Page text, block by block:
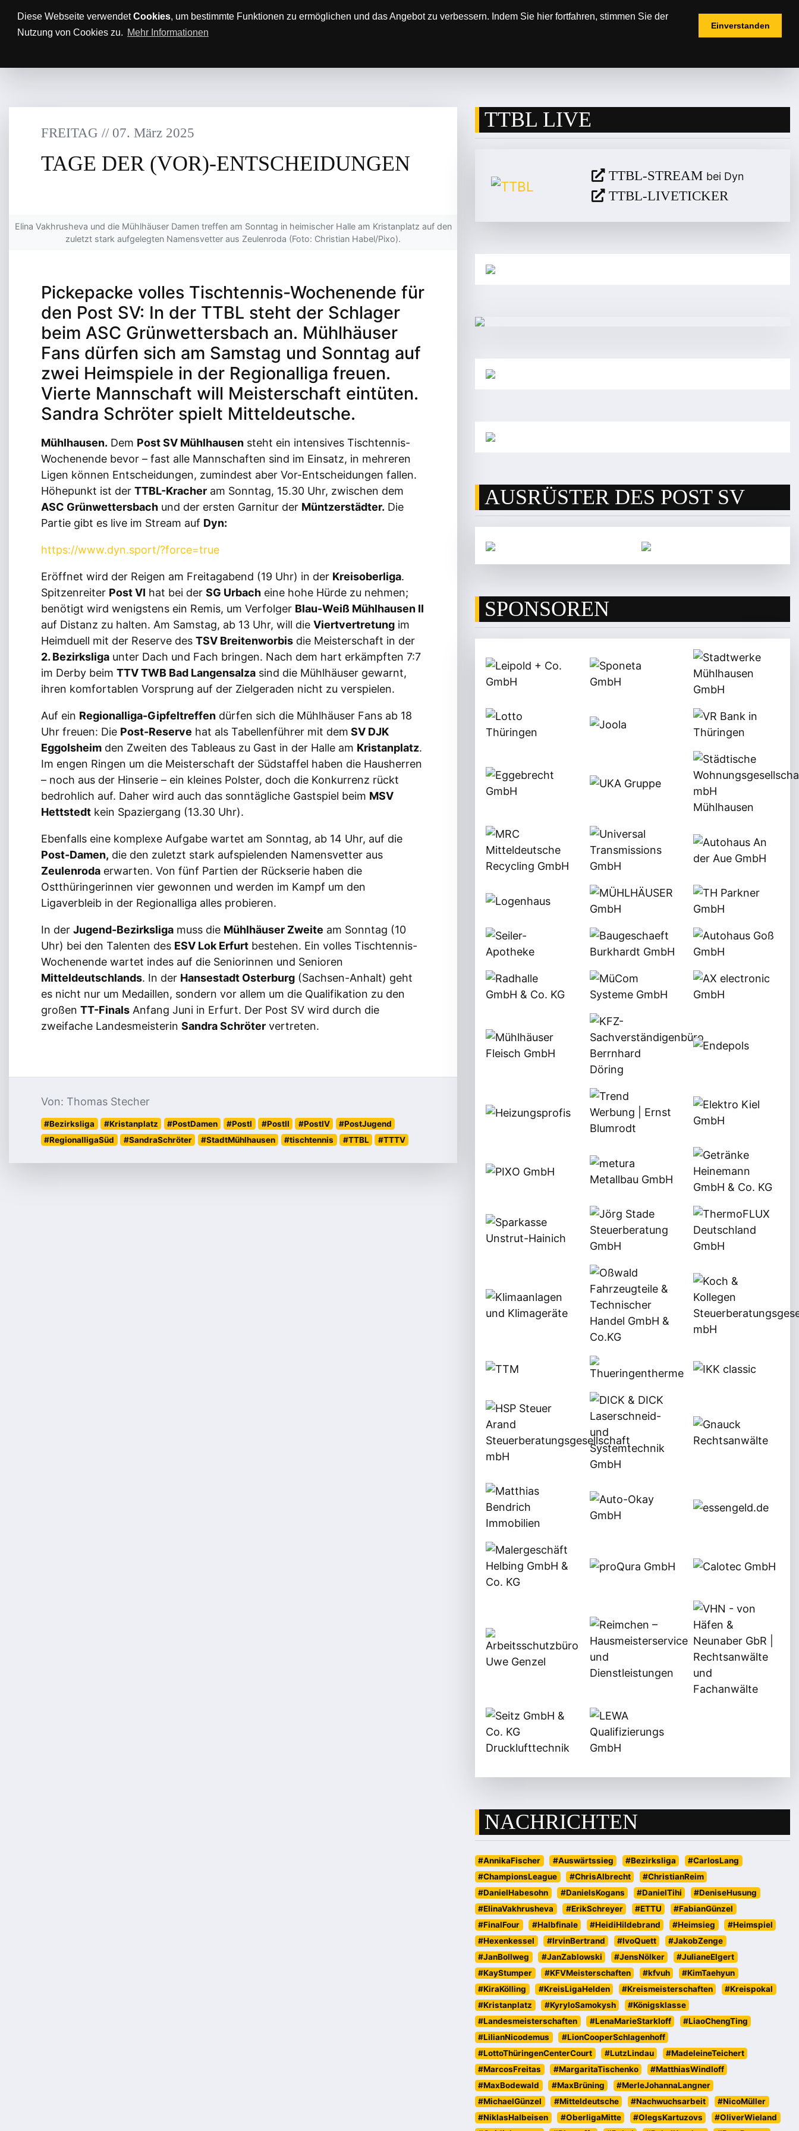
Diese Webseite verwendetCookies, um bestimmte Funktionen zu ermöglichen und das Angebot zu verbessern. Indem Sie hier fortfahren, stimmen Sie der
Nutzung von Cookies zu. Mehr Informationen
Einverstanden
Anfahrt/Parkplätze Impressum Datenschutz
FREITAG // 07. März 2025
TAGE DER (VOR)-ENTSCHEIDUNGEN
Elina Vakhrusheva und die Mühlhäuser Damen treffen am Sonntag in heimischer Halle am Kristanplatz auf den
zuletzt stark aufgelegten Namensvetter aus Zeulenroda (Foto: Christian Habel/Pixo).
Pickepacke volles Tischtennis-Wochenende für
den Post SV: In der TTBL steht der Schlager
beim ASC Grünwettersbach an. Mühlhäuser
Fans dürfen sich am Samstag und Sonntag auf
zwei Heimspiele in der Regionalliga freuen.
Vierte Mannschaft will Meisterschaft eintüten.
Sandra Schröter spielt Mitteldeutsche.
Mühlhausen. Dem Post SV Mühlhausen steht ein intensives Tischtennis-
Wochenende bevor – fast alle Mannschaften sind im Einsatz, in mehreren
Ligen können Entscheidungen, zumindest aber Vor-Entscheidungen fallen.
Höhepunkt ist der TTBL-Kracher am Sonntag, 15.30 Uhr, zwischen dem
ASC Grünwettersbach und der ersten Garnitur der Müntzerstädter. Die
Partie gibt es live im Stream auf Dyn:
https://www.dyn.sport/?force=true
Eröffnet wird der Reigen am Freitagabend (19 Uhr) in der Kreisoberliga.
Spitzenreiter Post VI hat bei der SG Urbach eine hohe Hürde zu nehmen;
benötigt wird wenigstens ein Remis, um Verfolger Blau-Weiß Mühlhausen II
auf Distanz zu halten. Am Samstag, ab 13 Uhr, will die Viertvertretung im
Heimduell mit der Reserve des TSV Breitenworbis die Meisterschaft in der
2. Bezirksliga unter Dach und Fach bringen. Nach dem hart erkämpften 7:7
im Derby beim TTV TWB Bad Langensalza sind die Mühlhäuser gewarnt,
ihren komfortablen Vorsprung auf der Zielgeraden nicht zu verspielen.
Auf ein Regionalliga-Gipfeltreffen dürfen sich die Mühlhäuser Fans ab 18
Uhr freuen: Die Post-Reserve hat als Tabellenführer mit dem SV DJK
Eggolsheim den Zweiten des Tableaus zu Gast in der Halle am Kristanplatz.
Im engen Ringen um die Meisterschaft der Südstaffel haben die Hausherren
– noch aus der Hinserie – ein kleines Polster, doch die Konkurrenz rückt
bedrohlich auf. Daher wird auch das sonntägliche Gastspiel beim MSV
Hettstedt kein Spaziergang (13.30 Uhr).
Ebenfalls eine komplexe Aufgabe wartet am Sonntag, ab 14 Uhr, auf die
Post-Damen, die den zuletzt stark aufspielenden Namensvetter aus
Zeulenroda erwarten. Von fünf Partien der Rückserie haben die
Ostthüringerinnen vier gewonnen und werden im Kampf um den
Ligaverbleib in der Regionalliga alles probieren.
In der Jugend-Bezirksliga muss die Mühlhäuser Zweite am Sonntag (10
Uhr) bei den Talenten des ESV Lok Erfurt bestehen. Ein volles Tischtennis-
Wochenende wartet indes auf die Seniorinnen und Senioren
Mitteldeutschlands. In der Hansestadt Osterburg (Sachsen-Anhalt) geht
es nicht nur um Medaillen, sondern vor allem um die Qualifikation zu den
großen TT-Finals Anfang Juni in Erfurt. Der Post SV wird durch die
zweifache Landesmeisterin Sandra Schröter vertreten.
Von: Thomas Stecher
#Bezirksliga #Kristanplatz #PostDamen #PostI #PostII #PostIV
#PostJugend
#RegionalligaSüd
#SandraSchröter #StadtMühlhausen #tischtennis #TTBL #TTTV
TTBL LIVE
TTBL-STREAM bei Dyn
TTBL-LIVETICKER
AUSRÜSTER DES POST SV
SPONSOREN
NACHRICHTEN
#AnnikaFischer #Auswärtssieg #Bezirksliga
#CarlosLang
#ChampionsLeague
#ChrisAlbrecht
#ChristianReim
#DanielHabesohn
#DanielsKogans #DanielTihi
#DeniseHusung
#ElinaVakhrusheva
#ErikSchreyer #ETTU
#FabianGünzel
#FinalFour
#Halbfinale #HeidiHildebrand #Heimsieg
#Heimspiel
#Hexenkessel
#IrvinBertrand #IvoQuett
#JakobZenge
#JanBollweg
#JanZablowski #JensNölker
#JulianeElgert
#KayStumper
#KFVMeisterschaften #kfvuh
#KimTaehyun
#KiraKölling
#KreisLigaHelden #Kreismeisterschaften
#Kreispokal
#Kristanplatz
#KyryloSamokysh
#Königsklasse
#Landesmeisterschaften
#LenaMarieStarkloff
#LiaoChengTing
#LilianNicodemus
#LionCooperSchlagenhoff
#LottoThüringenCenterCourt
#LutzLindau
#MadeleineTeichert
#MarcosFreitas
#MargaritaTischenko
#MatthiasWindloff
#MaxBodewald
#MaxBrüning
#MerleJohannaLangner
#MichaelGünzel
#Mitteldeutsche #Nachwuchsarbeit
#NicoMüller
#NiklasHalbeisen
#OberligaMitte #OlegsKartuzovs
#OliverWieland